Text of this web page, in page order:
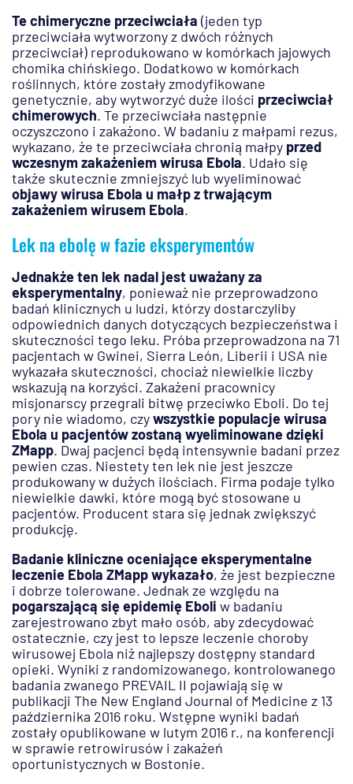
Te chimeryczne przeciwciała (jeden typ
przeciwciała wytworzony z dwóch różnych
przeciwciał) reprodukowano w komórkach jajowych
chomika chińskiego. Dodatkowo w komórkach
roślinnych, które zostały zmodyfikowane
genetycznie, aby wytworzyć duże ilości przeciwciał
chimerowych. Te przeciwciała następnie
oczyszczono i zakażono. W badaniu z małpami rezus,
wykazano, że te przeciwciała chronią małpy przed
wczesnym zakażeniem wirusa Ebola. Udało się
także skutecznie zmniejszyć lub wyeliminować
objawy wirusa Ebola u małp z trwającym
zakażeniem wirusem Ebola.
Lek na ebolę w fazie eksperymentów
Jednakże ten lek nadal jest uważany za
eksperymentalny, ponieważ nie przeprowadzono
badań klinicznych u ludzi, którzy dostarczyliby
odpowiednich danych dotyczących bezpieczeństwa i
skuteczności tego leku. Próba przeprowadzona na 71
pacjentach w Gwinei, Sierra León, Liberii i USA nie
wykazała skuteczności, chociaż niewielkie liczby
wskazują na korzyści. Zakażeni pracownicy
misjonarscy przegrali bitwę przeciwko Eboli. Do tej
pory nie wiadomo, czywszystkie populacje wirusa
Ebola u pacjentów zostaną wyeliminowane dzięki
ZMapp. Dwaj pacjenci będą intensywnie badani przez
pewien czas. Niestety ten lek nie jest jeszcze
produkowany w dużych ilościach. Firma podaje tylko
niewielkie dawki, które mogą być stosowane u
pacjentów. Producent stara się jednak zwiększyć
produkcję.
Badanie kliniczne oceniające eksperymentalne
leczenie Ebola ZMapp wykazało, że jest bezpieczne
i dobrze tolerowane. Jednak ze względu na
pogarszającą się epidemię Eboli w badaniu
zarejestrowano zbyt mało osób, aby zdecydować
ostatecznie, czy jest to lepsze leczenie choroby
wirusowej Ebola niż najlepszy dostępny standard
opieki. Wyniki z randomizowanego, kontrolowanego
badania zwanego PREVAIL II pojawiają się w
publikacji The New England Journal of Medicine z 13
października 2016 roku. Wstępne wyniki badań
zostały opublikowane w lutym 2016 r., na konferencji
w sprawie retrowirusów i zakażeń
oportunistycznych w Bostonie.